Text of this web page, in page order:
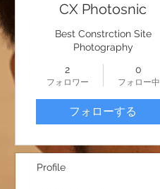
CX Photosnic
Best Constrction Site
Photography
2
フォロワー
0
フォロー中
フォローする
Profile